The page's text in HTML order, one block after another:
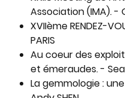
Association (IMA). -
XVIIème RENDEZ-
PARIS
Au coeur des
et émeraudes. -
La gemmologie :